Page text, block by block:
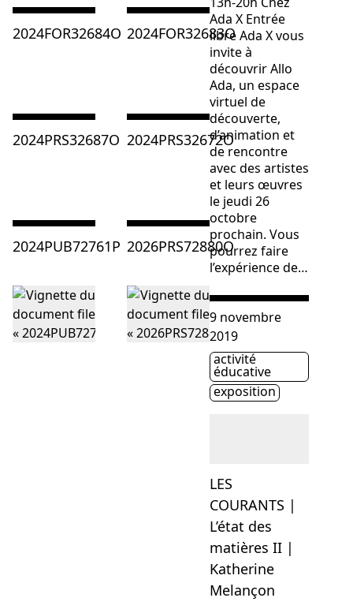
2024FOR32684O 2024FOR32683O
Consulter « 2024FOR32683O »
2024PRS32687O 2024PRS32672O
Consulter « 2024PRS32672O »
2024PUB72761P 2026PRS72880O
Consulter « 2026PRS72880O »
Ada X Entrée
libre Ada X vous
invite à
découvrir Allo
Ada, un espace
virtuel de
découverte,
d’animation et
de rencontre
avec des artistes
et leurs œuvres
le jeudi 26
octobre
prochain. Vous
pourrez faire
l’expérience de…
LES
COURANTS |
L’état des
matières II |
Katherine
Melançon
Consulter « LES
9 novembre
2019
Étiquette(s)
activité
éducative
exposition